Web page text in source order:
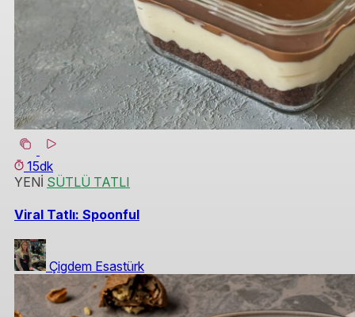
15dk
YENİ SÜTLÜ TATLI
Viral Tatlı: Spoonful
Çigdem Esastürk